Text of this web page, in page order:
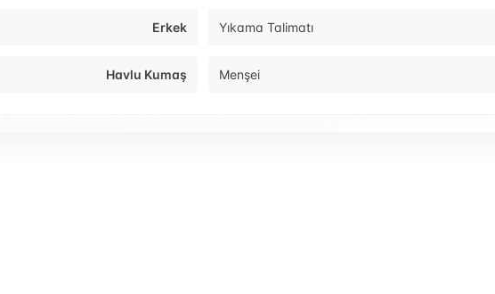
Erkek Yıkama Talimatı
Havlu Kumaş Menşei